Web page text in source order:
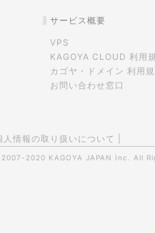
サービス概要
VPS
KAGOYA CLOUD 利用
カゴヤ・ドメイン 利用
お問い合わせ窓口
人情報の取り扱いについて
2020 KAGOYA JAPAN Inc. All